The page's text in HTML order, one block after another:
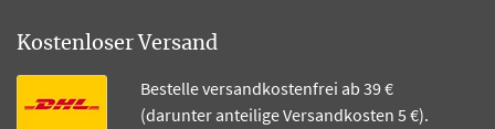
Kostenloser Versand
Bestelle versandkostenfrei ab 39 €
(darunter anteilige Versandkosten 5 €).